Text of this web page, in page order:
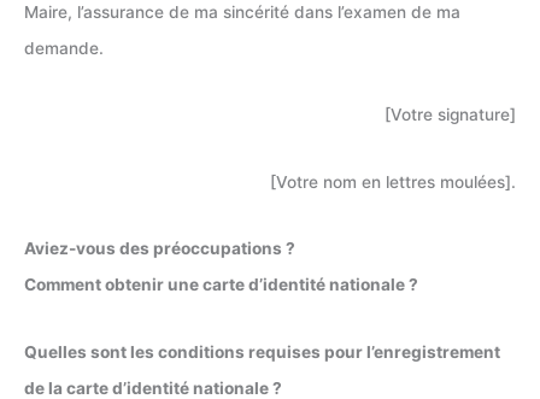
Maire, l’assurance de ma sincérité dans l’examen de ma
demande.
[Votre signature]
[Votre nom en lettres moulées].
Aviez-vous des préoccupations ?
Comment obtenir une carte d’identité nationale ?
Quelles sont les conditions requises pour l’enregistrement
de la carte d’identité nationale ?